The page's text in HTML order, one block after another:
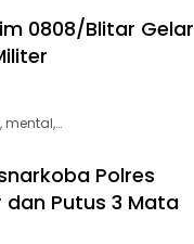
0808/Blitar Gelar
Polres
dan Putus 3 Mata